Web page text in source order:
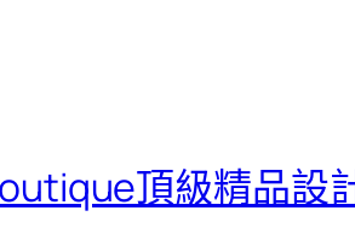
頂級精品設